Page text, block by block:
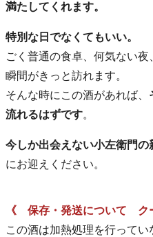
満たしてくれます。
特別な日でなくてもいい。
ごく普通の食卓、何気ない
瞬間がきっと訪れます。
そんな時にこの酒があれば、
流れるはずです。
今しか出会えない小左衛門の
にお迎えください。
《 保存・発送について ク
この酒は加熱処理を行ってい